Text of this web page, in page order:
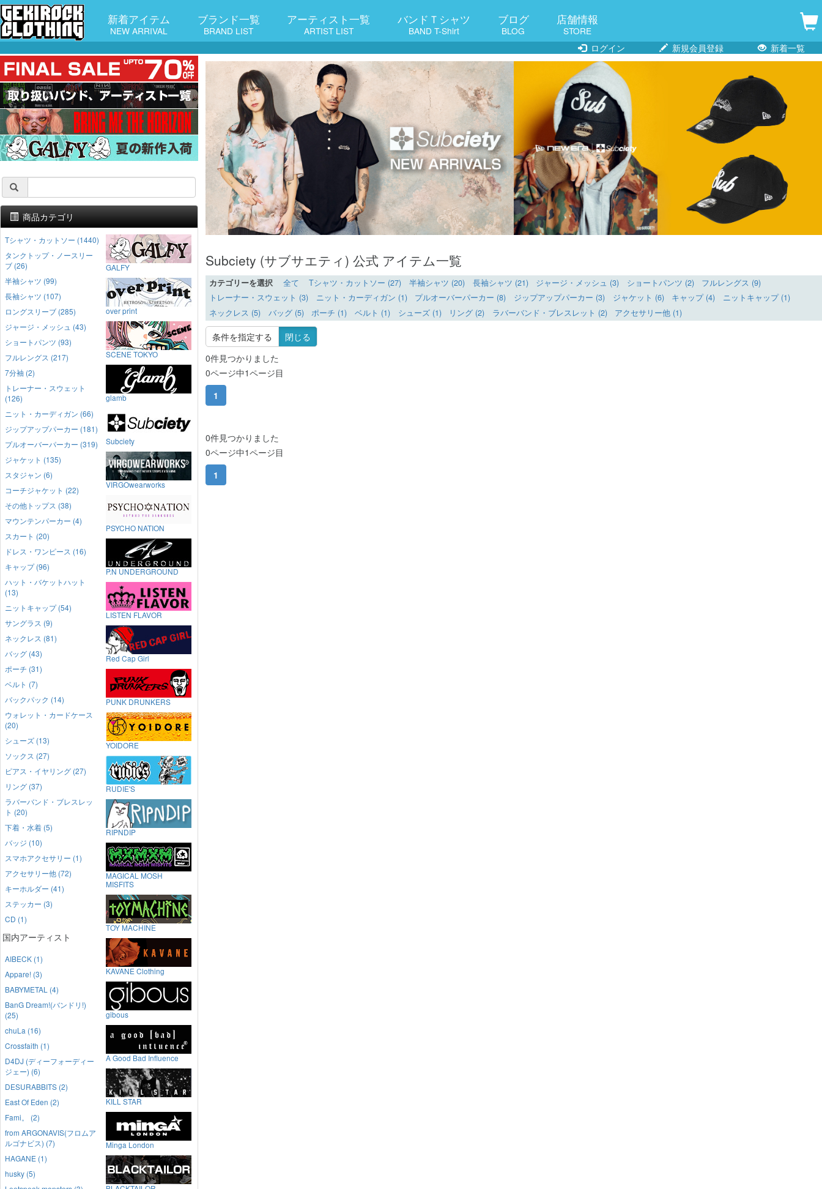
新着アイテム
NEW ARRIVAL
ブランド一覧
BRAND LIST
アーティスト一覧
ARTIST LIST
バンドＴシャツ
BAND T-Shirt
ブログ
BLOG
店舗情報
STORE
ログイン
新規会員登録 新着一覧
Subciety (サブサエティ) 公式 アイテム一覧
カテゴリーを選択 全て Tシャツ・カットソー (27) 半袖シャツ (20) 長袖シャツ (21) ジャージ・メッシュ (3) ショートパンツ (2)
フルレングス (9)
トレーナー・スウェット (3)
ニット・カーディガン (1) プルオーバーパーカー (8) ジップアップパーカー (3) ジャケット (6) キャップ (4)
ニットキャップ (1)
ネックレス (5)
バッグ (5) ポーチ (1) ベルト (1) シューズ (1) リング (2) ラバーバンド・ブレスレット (2) アクセサリー他 (1)
条件を指定する
閉じる
0件見つかりました
0ページ中1ページ目
1
0件見つかりました
0ページ中1ページ目
1
商品カテゴリ
Tシャツ・カットソー (1440)
タンクトップ・ノースリー
ブ (26)
半袖シャツ (99)
長袖シャツ (107)
ロングスリーブ (285)
ジャージ・メッシュ (43)
ショートパンツ (93)
フルレングス (217)
7分袖 (2)
トレーナー・スウェット
(126)
ニット・カーディガン (66)
ジップアップパーカー (181)
プルオーバーパーカー (319)
ジャケット (135)
スタジャン (6)
コーチジャケット (22)
その他トップス (38)
マウンテンパーカー (4)
スカート (20)
ドレス・ワンピース (16)
キャップ (96)
ハット・バケットハット
(13)
ニットキャップ (54)
サングラス (9)
ネックレス (81)
バッグ (43)
ポーチ (31)
ベルト (7)
バックパック (14)
ウォレット・カードケース
(20)
シューズ (13)
ソックス (27)
ピアス・イヤリング (27)
リング (37)
ラバーバンド・ブレスレッ
ト (20)
下着・水着 (5)
バッジ (10)
スマホアクセサリー (1)
アクセサリー他 (72)
キーホルダー (41)
ステッカー (3)
CD (1)
国内アーティスト
AIBECK (1)
Appare! (3)
BABYMETAL (4)
BanG Dream!(バンドリ!)
(25)
chuLa (16)
Crossfaith (1)
D4DJ (ディーフォーディー
ジェー) (6)
DESURABBITS (2)
East Of Eden (2)
Fami。 (2)
from ARGONAVIS(フロムア
ルゴナビス) (7)
HAGANE (1)
husky (5)
GALFY
over print
SCENE TOKYO
glamb
Subciety
VIRGOwearworks
PSYCHO NATION
P.N UNDERGROUND
LISTEN FLAVOR
Red Cap Girl
PUNK DRUNKERS
YOIDORE
RUDIE'S
RIPNDIP
MAGICAL MOSH
MISFITS
TOY MACHINE
KAVANE Clothing
gibous
A Good Bad Influence
KILL STAR
Minga London